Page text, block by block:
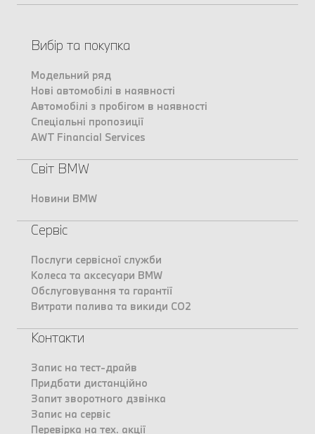
Вибір та покупка
Модельний ряд
Нові автомобілі в наявності
Автомобілі з пробігом в наявності
Спеціальні пропозиції
AWT Financial Services
Світ BMW
Новини BMW
Сервіс
Послуги сервісної служби
Колеса та аксесуари BMW
Обслуговування та гарантії
Витрати палива та викиди CO2
Контакти
Запис на тест-драйв
Придбати дистанційно
Запит зворотного дзвінка
Запис на сервіс
Перевірка на тех. акції